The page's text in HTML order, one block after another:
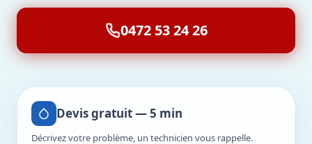
0472 53 24 26
Devis gratuit — 5 min
Décrivez votre problème, un technicien vous rappelle.